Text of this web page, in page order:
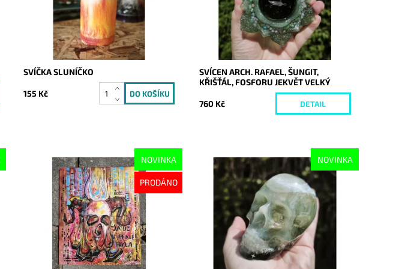
SVÍČKA SLUNÍČKO
155 Kč
SVÍCEN ARCH. RAFAEL, ŠUNGIT,
KŘIŠŤÁL, FOSFORU JEKVĚT VELKÝ
760 Kč DETAIL
NOVINKA
PRODÁNO
Dostupnost:
Vyprodáno
10652
NOVINKA
Dostupnost:
Skladem
10651